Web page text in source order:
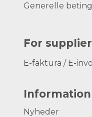
Generelle
For
E-faktura / E-
Information
Nyheder